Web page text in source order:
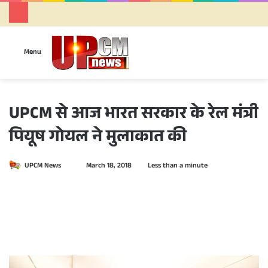
Menu
UPCM से आज भारत सरकार के रेल मंत्री
पियूष गोयल ने मुलाकात की
UPCM News
e
March 18, 2018 Less than a minute